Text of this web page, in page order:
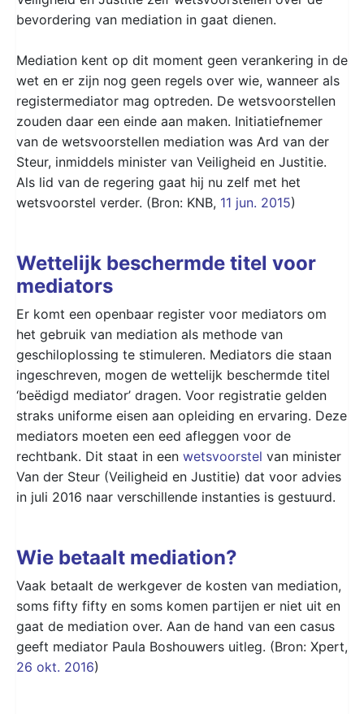
bevordering van mediation in gaat dienen.
Mediation kent op dit moment geen verankering in de
wet en er zijn nog geen regels over wie, wanneer als
registermediator mag optreden. De wetsvoorstellen
zouden daar een einde aan maken. Initiatiefnemer
van de wetsvoorstellen mediation was Ard van der
Steur, inmiddels minister van Veiligheid en Justitie.
Als lid van de regering gaat hij nu zelf met het
wetsvoorstel verder. (Bron: KNB, 11 jun. 2015)
Wettelijk beschermde titel voor
mediators
Er komt een openbaar register voor mediators om
het gebruik van mediation als methode van
geschiloplossing te stimuleren. Mediators die staan
ingeschreven, mogen de wettelijk beschermde titel
‘beёdigd mediator’ dragen. Voor registratie gelden
straks uniforme eisen aan opleiding en ervaring. Deze
mediators moeten een eed afleggen voor de
rechtbank. Dit staat in een wetsvoorstel van minister
Van der Steur (Veiligheid en Justitie) dat voor advies
in juli 2016 naar verschillende instanties is gestuurd.
Wie betaalt mediation?
Vaak betaalt de werkgever de kosten van mediation,
soms fifty fifty en soms komen partijen er niet uit en
gaat de mediation over. Aan de hand van een casus
geeft mediator Paula Boshouwers uitleg. (Bron: Xpert,
26 okt. 2016)